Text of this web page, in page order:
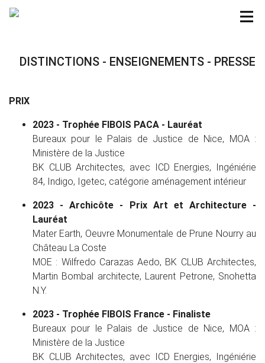
DISTINCTIONS - ENSEIGNEMENTS - PRESSE
PRIX
2023 - Trophée FIBOIS PACA - Lauréat
Bureaux pour le Palais de Justice de Nice, MOA :
Ministère de la Justice
BK CLUB Architectes, avec ICD Energies, Ingéniérie
84, Indigo, Igetec, catégorie aménagement intérieur
2023 - Archicôte - Prix Art et Architecture -
Lauréat
Mater Earth, Oeuvre Monumentale de Prune Nourry au
Château La Coste
MOE : Wilfredo Carazas Aedo, BK CLUB Architectes,
Martin Bombal architecte, Laurent Petrone, Snohetta
N.Y.
2023 - Trophée FIBOIS France - Finaliste
Bureaux pour le Palais de Justice de Nice, MOA :
Ministère de la Justice
BK CLUB Architectes, avec ICD Energies, Ingéniérie